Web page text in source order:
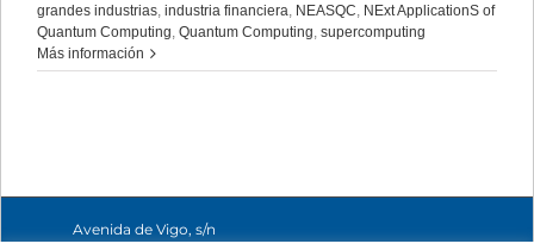
grandes industrias industria financiera NEASQC NExt ApplicationS of
Quantum Computing Quantum Computing supercomputing
Más información
Avenida de Vigo, s/n